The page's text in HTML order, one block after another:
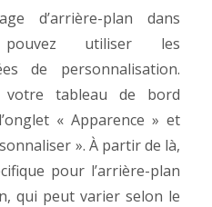
d’arrière-plan dans
utiliser les
de personnalisation.
tableau de bord
« Apparence » et
». À partir de là,
pour l’arrière-plan
qui peut varier selon le